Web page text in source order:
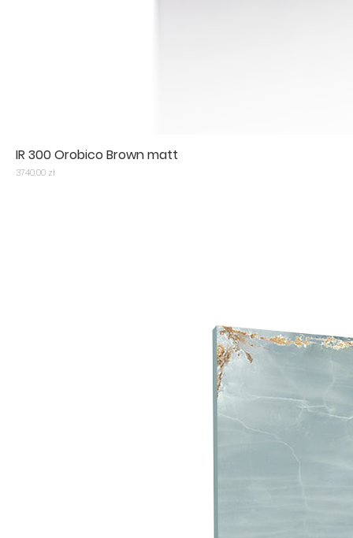
IR 300 Orobico Brown matt
Cena
3740,00 zł